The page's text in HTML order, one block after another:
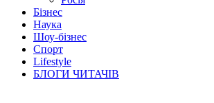
Бізнес
Наука
Шоу-бізнес
Спорт
Lifestyle
БЛОГИ ЧИТАЧІВ